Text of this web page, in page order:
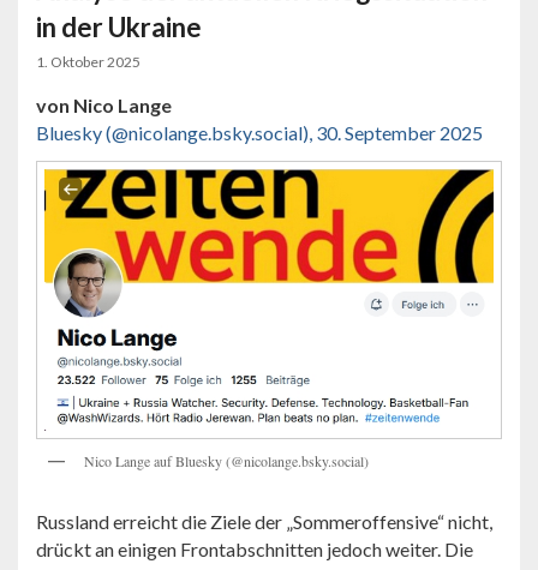
in der Ukraine
1. Oktober 2025
von Nico Lange
Bluesky (@nicolange.bsky.social), 30. September 2025
Nico Lange auf Bluesky (@nicolange.bsky.social)
Russland erreicht die Ziele der „Sommeroffensive“ nicht,
drückt an einigen Frontabschnitten jedoch weiter. Die